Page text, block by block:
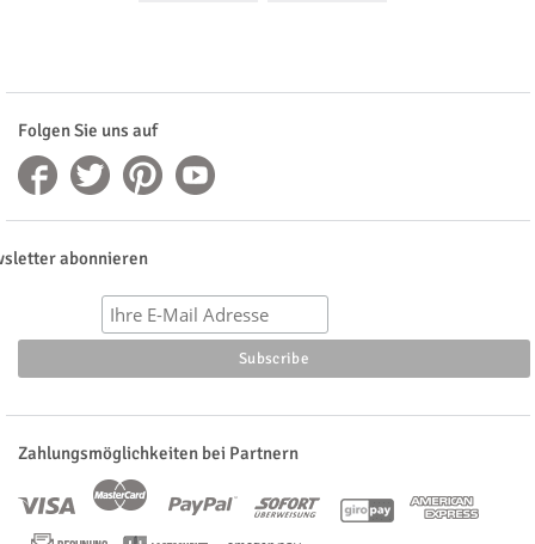
Folgen Sie uns auf
abonnieren
Zahlungsmöglichkeiten bei Partnern